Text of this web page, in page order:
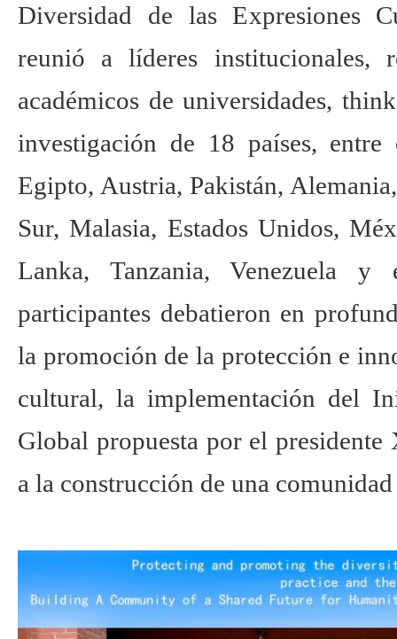
Diversidad de las Expresiones
reunió a líderes institucionales,
académicos de universidades,
investigación de 18 países,
Egipto, Austria, Pakistán,
Sur, Malasia, Estados Unidos,
Lanka, Tanzania, Venezuela
participantes debatieron en
la promoción de la protección e
cultural, la implementación del
Global propuesta por el
a la construcción de una